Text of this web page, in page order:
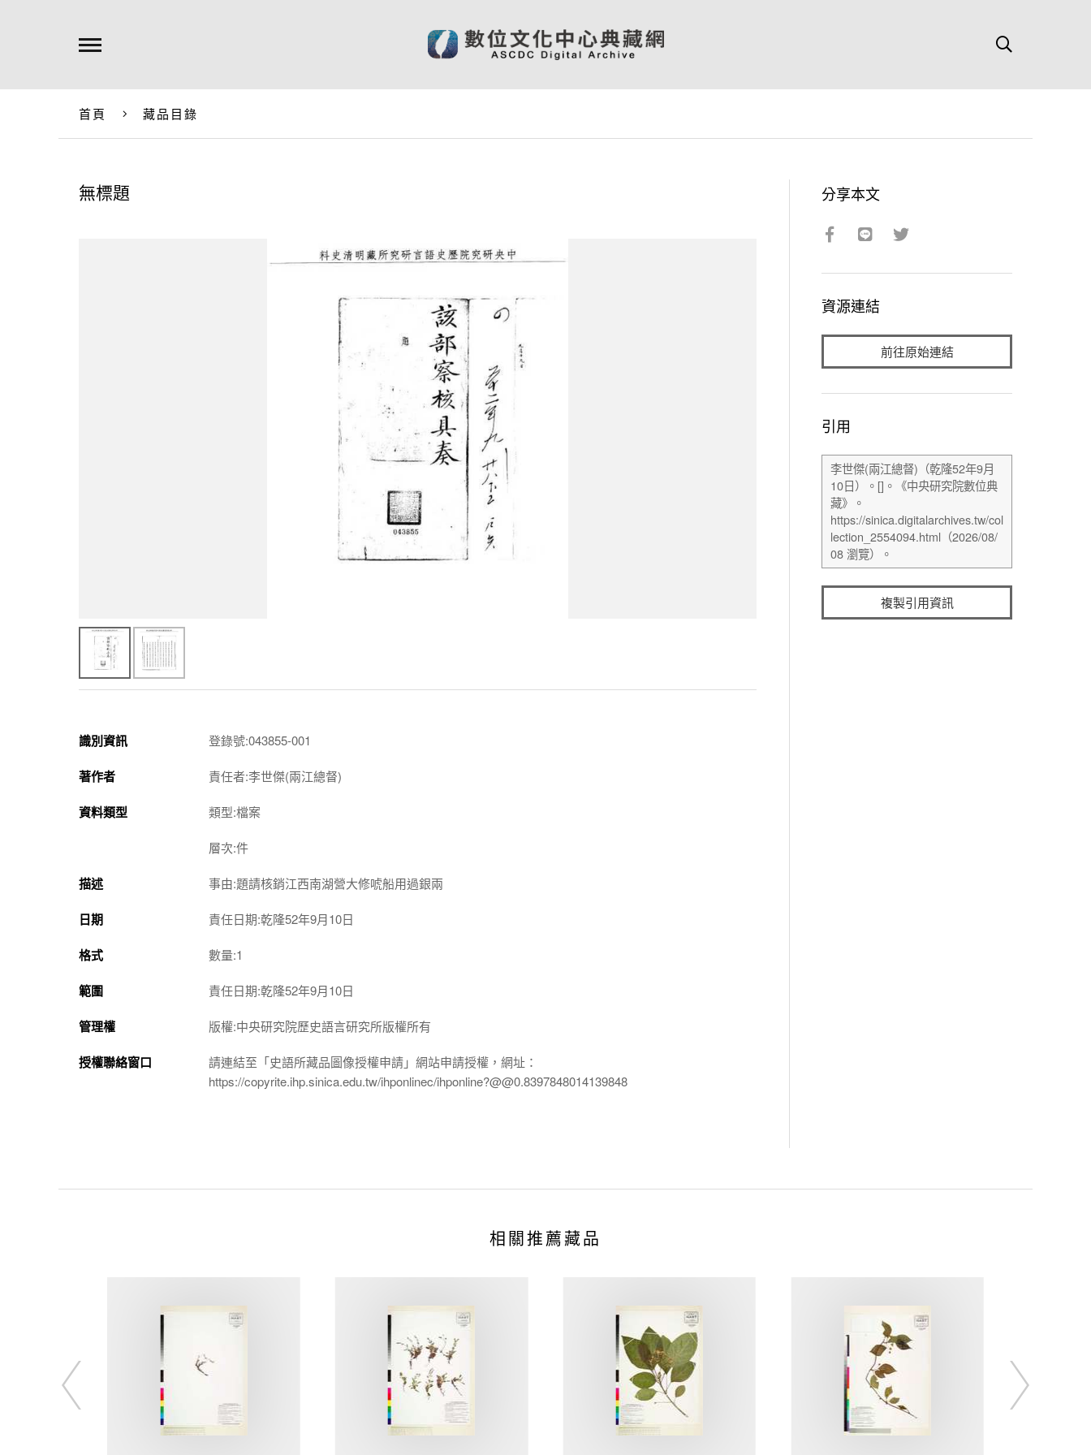
首頁 藏品目錄
無標題
識別資訊 登錄號:043855-001
著作者 責任者:李世傑(兩江總督)
資料類型 類型:檔案
層次:件
描述 事由:題請核銷江西南湖營大修唬船用過銀兩
日期 責任日期:乾隆52年9月10日
格式 數量:1
範圍 責任日期:乾隆52年9月10日
管理權 版權:中央研究院歷史語言研究所版權所有
授權聯絡窗口
請連結至「史語所藏品圖像授權申請」網站申請授權，網址：
https://copyrite.ihp.sinica.edu.tw/ihponlinec/ihponline?@@0.8397848014139848
分享本文
資源連結
前往原始連結
引用
複製引用資訊
相關推薦藏品